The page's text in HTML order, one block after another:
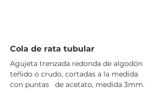
Cola de rata tubular
Agujeta trenzada redonda de algodón
teñido o crudo, cortadas a la medida
con puntas   de acetato, medida 3mm.